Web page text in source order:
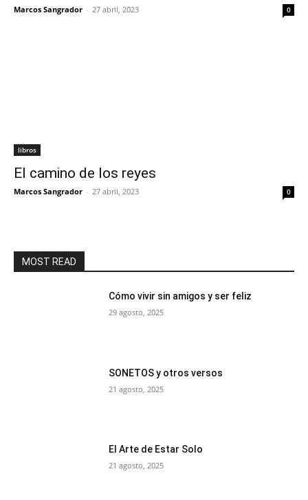
Marcos Sangrador - 27 abril, 2023 0
libros
El camino de los reyes
Marcos Sangrador - 27 abril, 2023 0
MOST READ
Cómo vivir sin amigos y ser feliz
29 agosto, 2025
SONETOS y otros versos
21 agosto, 2025
El Arte de Estar Solo
21 agosto, 2025